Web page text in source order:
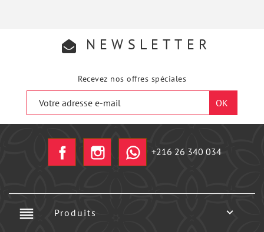
NEWSLETTER
Recevez nos offres spéciales
Facebook Instagram
+216 26 340 034
reorder Produits 